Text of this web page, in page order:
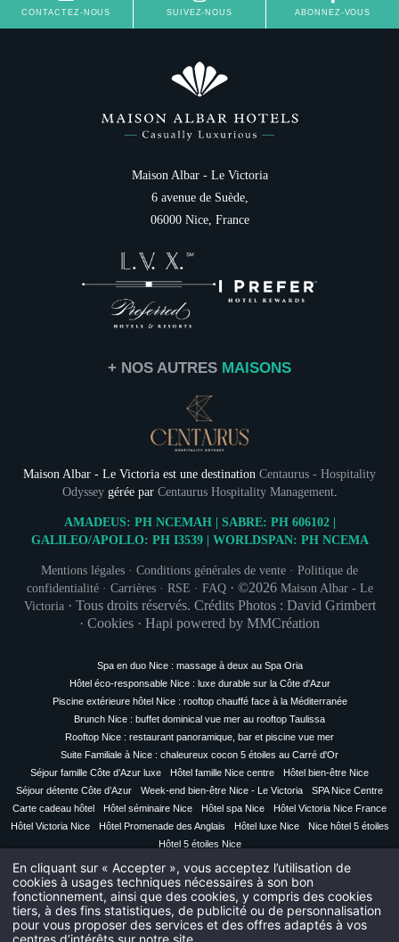
CONTACTEZ-NOUS SUIVEZ-NOUS ABONNEZ-VOUS
Maison Albar - Le Victoria
6 avenue de Suède,
06000 Nice, France
+ NOS AUTRES MAISONS
Maison Albar - Le Victoria est une destination Centaurus - Hospitality
Odysseygérée par Centaurus Hospitality Management.
AMADEUS: PH NCEMAH | SABRE: PH 606102 |
GALILEO/APOLLO: PH I3539 | WORLDSPAN: PH NCEMA
Mentions légales · Conditions générales de vente · Politique de
confidentialité· Carrières· RSE · FAQ · ©2026 Maison Albar - Le
Victoria · Tous droits réservés. Crédits Photos : David Grimbert
· Cookies · Hapi powered by MMCréation
Spa en duo Nice : massage à deux au Spa Oria
Hôtel éco-responsable Nice : luxe durable sur la Côte d'Azur
Piscine extérieure hôtel Nice : rooftop chauffé face à la Méditerranée
Brunch Nice : buffet dominical vue mer au rooftop Taulissa
Rooftop Nice : restaurant panoramique, bar et piscine vue mer
Suite Familiale à Nice : chaleureux cocon 5 étoiles au Carré d'Or
Séjour famille Côte d’Azur luxe
Hôtel famille Nice centre
Hôtel bien-être Nice
Séjour détente Côte d’Azur
Week-end bien-être Nice - Le Victoria
SPA Nice Centre
Carte cadeau hôtel
Hôtel séminaire Nice Hôtel spa Nice
Hôtel Victoria Nice France
Hôtel Victoria Nice
Hôtel Promenade des Anglais Hôtel luxe Nice
Nice hôtel 5 étoiles
Hôtel 5 étoiles Nice
Français
English
Italiano
Hôtel
Suites
Spa Oria
Taulissa & Bar
Séminaires & Événements
Galerie photos
Destination
Services
Cartes cadeaux
Contact & Accès
INSCRIPTION À
— AMUSE-BOUCHE
BIENVENUEservi à table
—LE VIVIER DE
Tourteau / Saint-
Mayonnaise / Truffe
—
En quenelle /
—VOLAILLE DE
Foie Gras / Truffe
Mariné / En
—MONT-
Marron glacé / Mandarine
—
En cliquant sur « Accepter », vous acceptez l’utilisation de
cookies à usages techniques nécessaires à son bon
fonctionnement, ainsi que des cookies, y compris des cookies
tiers, à des fins statistiques, de publicité ou de personnalisation
pour vous proposer des services et des offres adaptés à vos
centres d’intérêts sur notre site.